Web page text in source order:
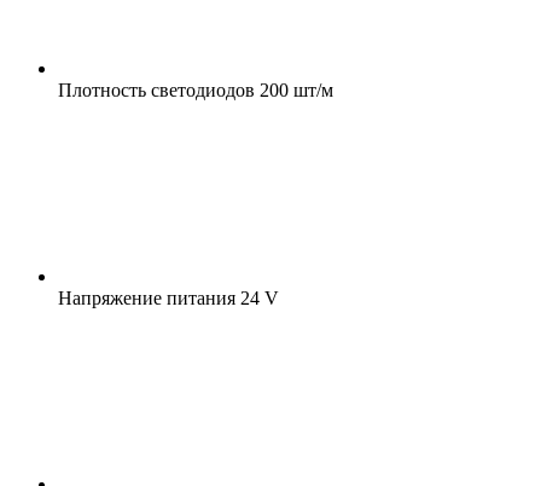
Плотность светодиодов 200 шт/м
Напряжение питания 24 V